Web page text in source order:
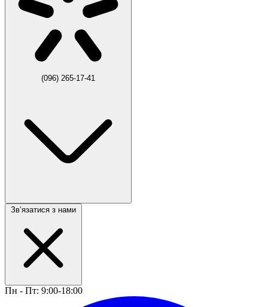
(096) 265-17-41
Звʼязатися з нами
Пн - Пт: 9:00-18:00